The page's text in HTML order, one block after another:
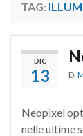
TAG:
DIC
13 Di
Neopixel
nelle ultime